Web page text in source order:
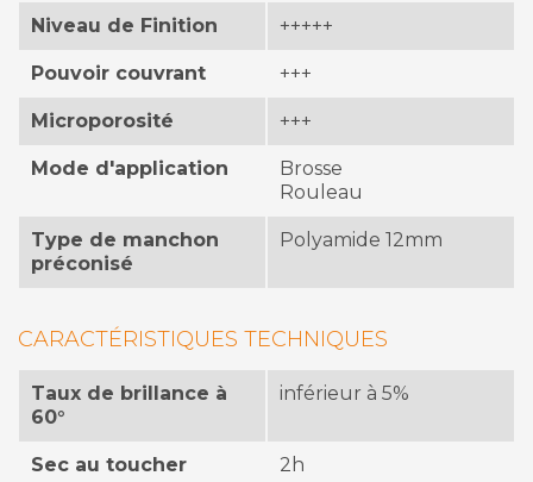
Niveau de Finition +++++
Pouvoir couvrant +++
Microporosité +++
Mode d'application
Brosse
Rouleau
Type de manchon
préconisé
Polyamide 12mm
CARACTÉRISTIQUES TECHNIQUES
Taux de brillance à
60°
inférieur à 5%
Sec au toucher 2h